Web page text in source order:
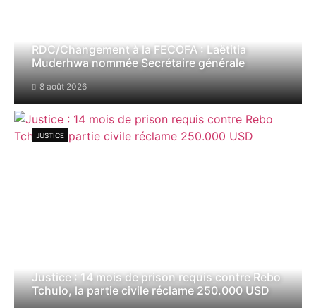
RDC/Changement à la FECOFA : Laëtitia
Muderhwa nommée Secrétaire générale
8 août 2026
JUSTICE
Justice : 14 mois de prison requis contre Rebo
Tchulo, la partie civile réclame 250.000 USD